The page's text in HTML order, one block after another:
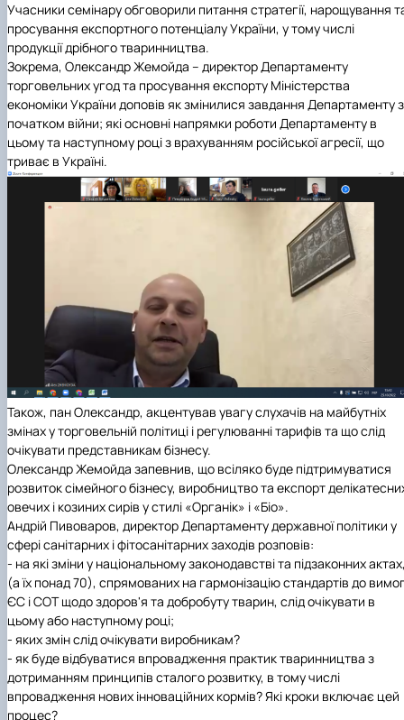
Учасники семінару обговорили питання стратегії, нарощування
просування експортного потенціалу України, у тому числі
продукції дрібного тваринництва.
Зокрема, Олександр Жемойда – директор Департаменту
торговельних угод та просування експорту Міністерства
економіки України доповів як змінилися завдання Департаменту з
початком війни; які основні напрямки роботи Департаменту в
цьому та наступному році з врахуванням російської агресії, що
триває в Україні.
Також, пан Олександр, акцентував увагу слухачів на майбутніх
змінах у торговельній політиці і регулюванні тарифів та що слід
очікувати представникам бізнесу.
Олександр Жемойда запевнив, що всіляко буде підтримуватися
розвиток сімейного бізнесу, виробництво та експорт
овечих і козиних сирів у стилі «Органік» і «Біо».
Андрій Пивоваров, директор Департаменту державної політики у
сфері санітарних і фітосанітарних заходів розповів:
- на які зміни у національному законодавстві та підзаконних
(а їх понад 70), спрямованих на гармонізацію стандартів до
ЄС і СОТ щодо здоров'я та добробуту тварин, слід очікувати в
цьому або наступному році;
- яких змін слід очікувати виробникам?
- як буде відбуватися впровадження практик тваринництва з
дотриманням принципів сталого розвитку, в тому числі
впровадження нових інноваційних кормів? Які кроки включає цей
процес?